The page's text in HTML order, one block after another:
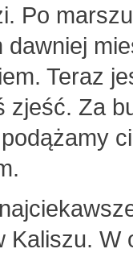
Po
Teraz
zjeść. Za
Kaliszu. W